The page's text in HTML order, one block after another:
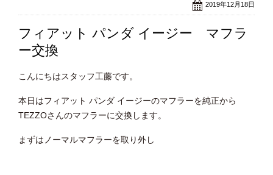
2019年12月18日
フィアット パンダ イージー マフラ
ー交換
こんにちはスタッフ工藤です。
本日はフィアット パンダ イージーのマフラーを純正から
TEZZOさんのマフラーに交換します。
まずはノーマルマフラーを取り外し